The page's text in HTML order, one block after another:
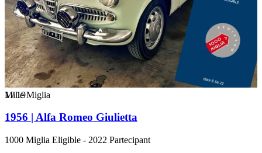
1/19
Mille Miglia
1956 | Alfa Romeo Giulietta
1000 Miglia Eligible - 2022 Partecipant